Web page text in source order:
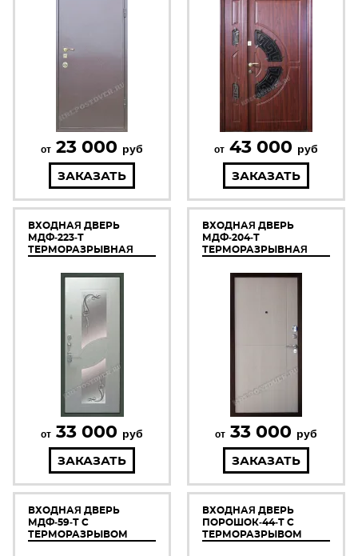
от 23 000 руб
ЗАКАЗАТЬ
от 43 000 руб
ЗАКАЗАТЬ
ВХОДНАЯ ДВЕРЬ
МДФ-223-Т
ТЕРМОРАЗРЫВНАЯ
от 33 000 руб
ЗАКАЗАТЬ
ВХОДНАЯ ДВЕРЬ
МДФ-204-Т
ТЕРМОРАЗРЫВНАЯ
от 33 000 руб
ЗАКАЗАТЬ
ВХОДНАЯ ДВЕРЬ
МДФ-59-Т С
ТЕРМОРАЗРЫВОМ
ВХОДНАЯ ДВЕРЬ
ПОРОШОК-44-Т С
ТЕРМОРАЗРЫВОМ